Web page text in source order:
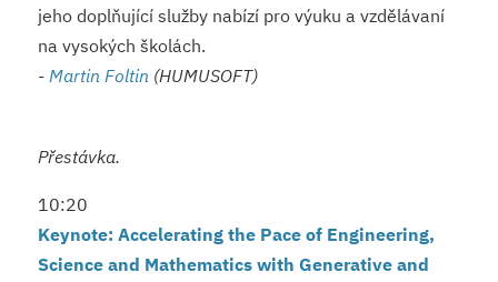
jeho doplňující služby nabízí pro výuku a vzdělávaní
na vysokých školách.
-Martin Foltin (HUMUSOFT)
Přestávka.
10:20
Keynote: Accelerating the Pace of Engineering,
Science and Mathematics with Generative and